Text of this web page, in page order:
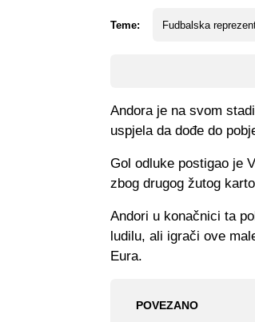
Teme: Fudbalska
Andora je na svom
uspjela da dođe do
Gol odluke postigao je
zbog drugog žutog
Andori u konačnici ta
ludilu, ali igrači ove
Eura.
POVEZANO